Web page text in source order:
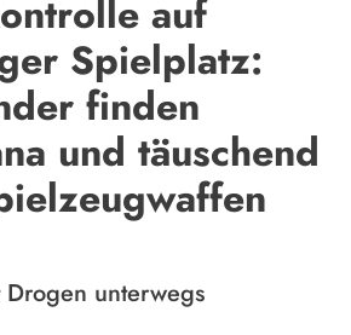
auf
Spielplatz:
finden
und täuschend
unterwegs